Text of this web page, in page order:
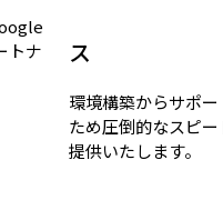
トナ
ス
環境構築からサポ
ため圧倒的なスピ
提供いたします。